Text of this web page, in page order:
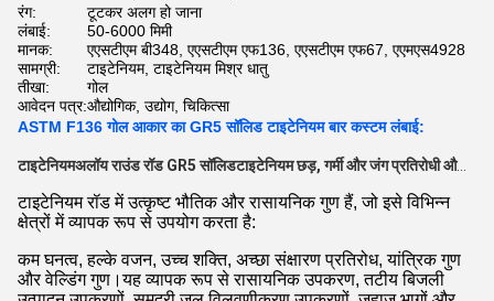
रंग:
टूटकर अलग हो जाना
लंबाई:
50-6000 मिमी
मानक:
एएसटीएम बी348, एएसटीएम एफ136, एएसटीएम एफ67, एएमएस4928
सामग्री:
टाइटेनियम, टाइटेनियम मिश्र धातु
तीखा:
गोल
आवेदन पत्र:औद्योगिक, उद्योग, चिकित्सा
ASTM F136 गोल आकार का GR5 सॉलिड टाइटेनियम बार कस्टम लंबाई:
टाइटेनियमअलॉय राउंड रॉड GR5 सॉलिडटाइटेनियमछड़, गर्मी और जंग प्रतिरोधी औद्योगिक के लिए
टाइटेनियम रॉड में उत्कृष्ट भौतिक और रासायनिक गुण हैं, जो इसे विभिन्न
क्षेत्रों में व्यापक रूप से उपयोग करता है:
कम घनत्व, हल्के वजन, उच्च शक्ति, अच्छा संक्षारण प्रतिरोध, यांत्रिक गुण
और वेल्डिंग गुण।यह व्यापक रूप से रासायनिक उपकरण, तटीय बिजली